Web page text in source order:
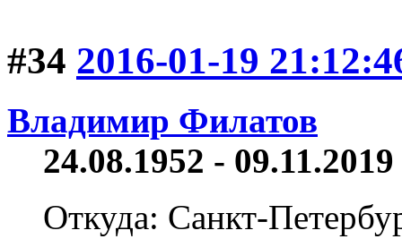
#34 2016-01-19
Владимир Филатов
24.08.1952 -
Откуда: Санкт-